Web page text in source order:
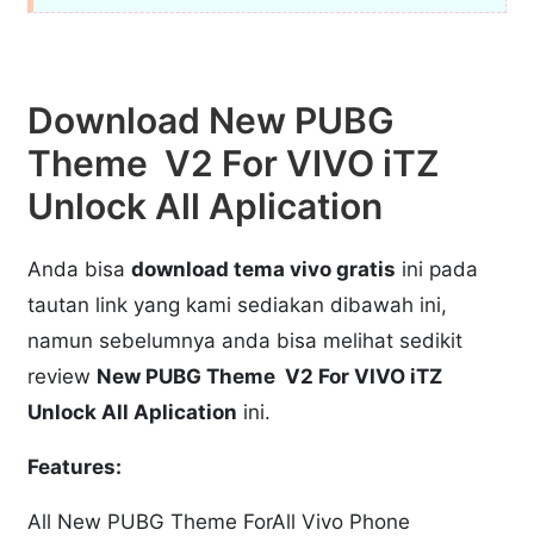
Download New PUBG
Theme V2 For VIVO iTZ
Unlock All Aplication
Anda bisadownload tema vivo gratis ini pada
tautan link yang kami sediakan dibawah ini,
namun sebelumnya anda bisa melihat sedikit
review New PUBG Theme V2 For VIVO iTZ
Unlock All Aplication ini.
Features:
All New PUBG Theme ForAll Vivo Phone